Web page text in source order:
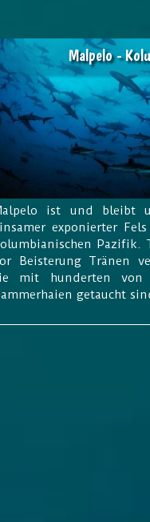
Malpelo -
ist und bleibt
exponierter
Pazifik.
Beisterung Tränen
mit hunderten von
getaucht